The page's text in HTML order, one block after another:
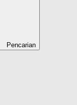
Pencarian